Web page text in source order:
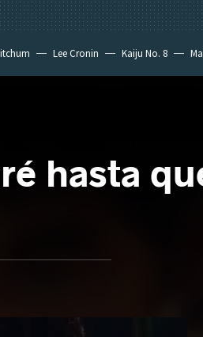
Lee Cronin Kaiju No. 8
hasta